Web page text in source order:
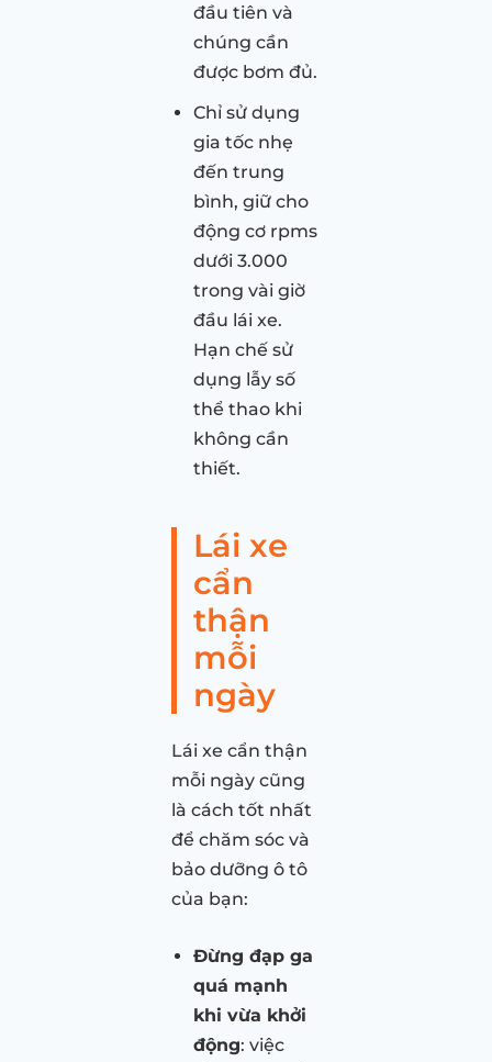
đầu tiên và
chúng cần
được bơm đủ.
Chỉ sử dụng
gia tốc nhẹ
đến trung
bình, giữ cho
động cơ rpms
dưới 3.000
trong vài giờ
đầu lái xe.
Hạn chế sử
dụng lẫy số
thể thao khi
không cần
thiết.
Lái xe
cẩn
thận
mỗi
ngày
Lái xe cẩn thận
mỗi ngày cũng
là cách tốt nhất
để chăm sóc và
bảo dưỡng ô tô
của bạn:
Đừng đạp ga
quá mạnh
khi vừa khởi
động: việc